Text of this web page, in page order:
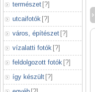
természet [?]
utcaifotók [?]
város, építészet [?]
vízalatti fotók [?]
feldolgozott fotók [?]
így készült [?]